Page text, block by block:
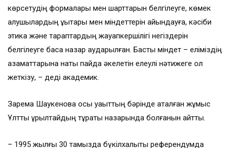
көрсетудің формалары мен шарттарын белгілеуге, көмек
алушылардың құқықтары мен міндеттерін айқындауға, кәсіби
этика және тараптардың жауапкершілігі негіздерін
белгілеуге баса назар аударылған. Басты міндет – еліміздің
азаматтарына нақты пайда әкелетін елеулі нәтижеге қол
жеткізу, – деді академик.
Зарема Шаукенова осы уақыттың бәрінде аталған жұмыс
Ұлттық құрылтайдың тұрақты назарында болғанын айтты.
– 1995 жылғы 30 тамызда бүкілхалықтық референдумда